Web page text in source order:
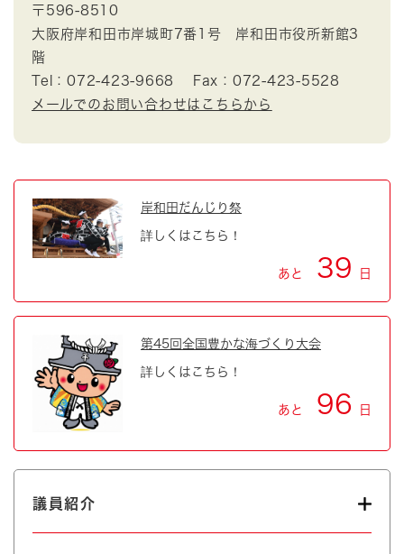
〒596-8510
大阪府岸和田市岸城町7番1号 岸和田市役所新館3
階
Tel：072-423-9668
Fax：072-423-5528
メールでのお問い合わせはこちらから
岸和田だんじり祭
詳しくはこちら！
あと 39 日
第45回全国豊かな海づくり大会
詳しくはこちら！
あと 96 日
議員紹介